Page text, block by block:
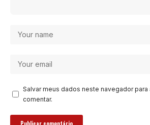
Salvar meus dados neste navegador para
comentar.